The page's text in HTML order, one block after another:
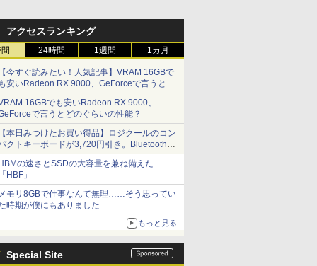
アクセスランキング
24時間 1週間 1カ月
今すぐ読みたい！人気記事】VRAM 16GBで
安いRadeon RX 9000、GeForceで言うとど
ぐらいの性能？ - PC Watch
16GBでも安いRadeon RX 9000、
で言うとどのぐらいの性能？
本日みつけたお買い得品】ロジクールのコン
クトキーボードが3,720円引き。Bluetoothで3
接続対応
の速さとSSDの大容量を兼ね備えた
HBF」
モリ8GBで仕事なんて無理……そう思ってい
時期が僕にもありました
もっと見る
Special Site